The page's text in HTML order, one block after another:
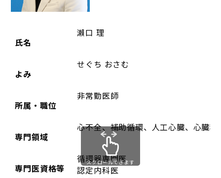
氏名
瀨口 理
よみ
せぐち おさむ
所属・職位
非常勤医師
専門領域
心不全、補助循環、人工心臓、心臓移
専門医資格等
循環器専門医
認定内科医
スクロールできます